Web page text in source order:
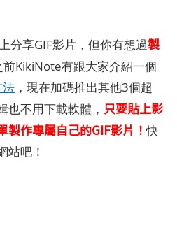
分享GIF影片，但你有想過製
前KikiNote有跟大家介紹一個
法 ，現在加碼推出其他3個超
也不用下載軟體， 只要貼上影
製作專屬自己的GIF影片！快
站吧！